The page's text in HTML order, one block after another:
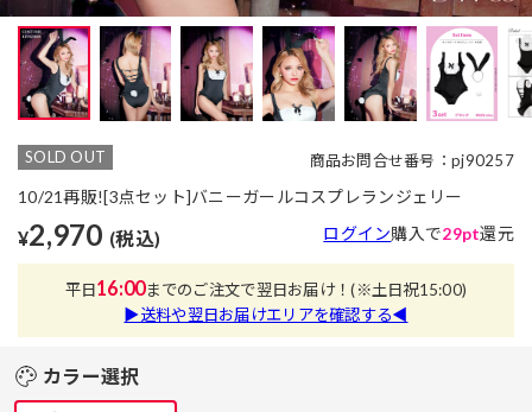
SOLD OUT 商品お問合せ番号：pj90257
10/21再販![3点セット]バニーガールコスプレランジェリー
¥2,970 (税込) ログイン購入で29pt還元
平日16:00までのご注文で翌日お届け！(※土日祝15:00)
▶送料や翌日お届けエリアを確認する◀
カラー選択